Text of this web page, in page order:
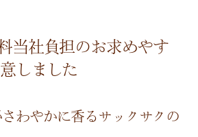
当社負担のお求めやす
しました
わやかに香るサックサクの